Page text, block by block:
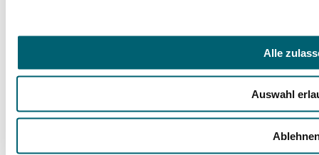
Alle
Auswahl
Rehabilitanden und ihrer Angehörigen.
Hegau-Jugendwerk
Trägerverein